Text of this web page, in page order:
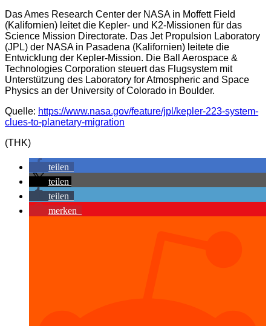
Das Ames Research Center der NASA in Moffett Field
(Kalifornien) leitet die Kepler- und K2-Missionen für das
Science Mission Directorate. Das Jet Propulsion Laboratory
(JPL) der NASA in Pasadena (Kalifornien) leitete die
Entwicklung der Kepler-Mission. Die Ball Aerospace &
Technologies Corporation steuert das Flugsystem mit
Unterstützung des Laboratory for Atmospheric and Space
Physics an der University of Colorado in Boulder.
Quelle: https://www.nasa.gov/feature/jpl/kepler-223-system-
clues-to-planetary-migration
(THK)
teilen
teilen
teilen
merken